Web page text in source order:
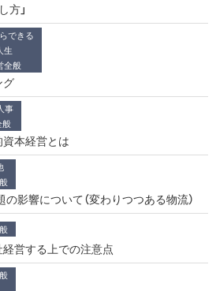
方」
できる
生
全般
グ
事
本経営とは
影響について（変わりつつある物流）
営する上での注意点